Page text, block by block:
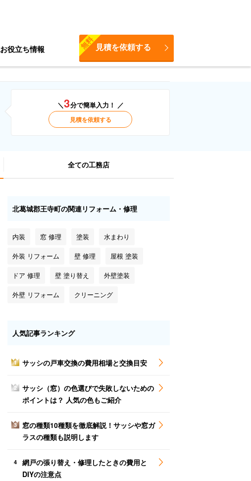
お役立ち情報 見積を依頼する
無料
＼3分で簡単入力！ ／
見積を依頼する
全ての工務店
北葛城郡王寺町の関連リフォーム・修理
内装 窓 修理 塗装 水まわり
外装 リフォーム 壁 修理 屋根 塗装
ドア 修理 壁 塗り替え 外壁塗装
外壁 リフォーム クリーニング
人気記事ランキング
1 サッシの戸車交換の費用相場と交換目安
2
サッシ（窓）の色選びで失敗しないための
ポイントは？ 人気の色もご紹介
3
窓の種類10種類を徹底解説！サッシや窓ガ
ラスの種類も説明します
4
網戸の張り替え・修理したときの費用と
DIYの注意点